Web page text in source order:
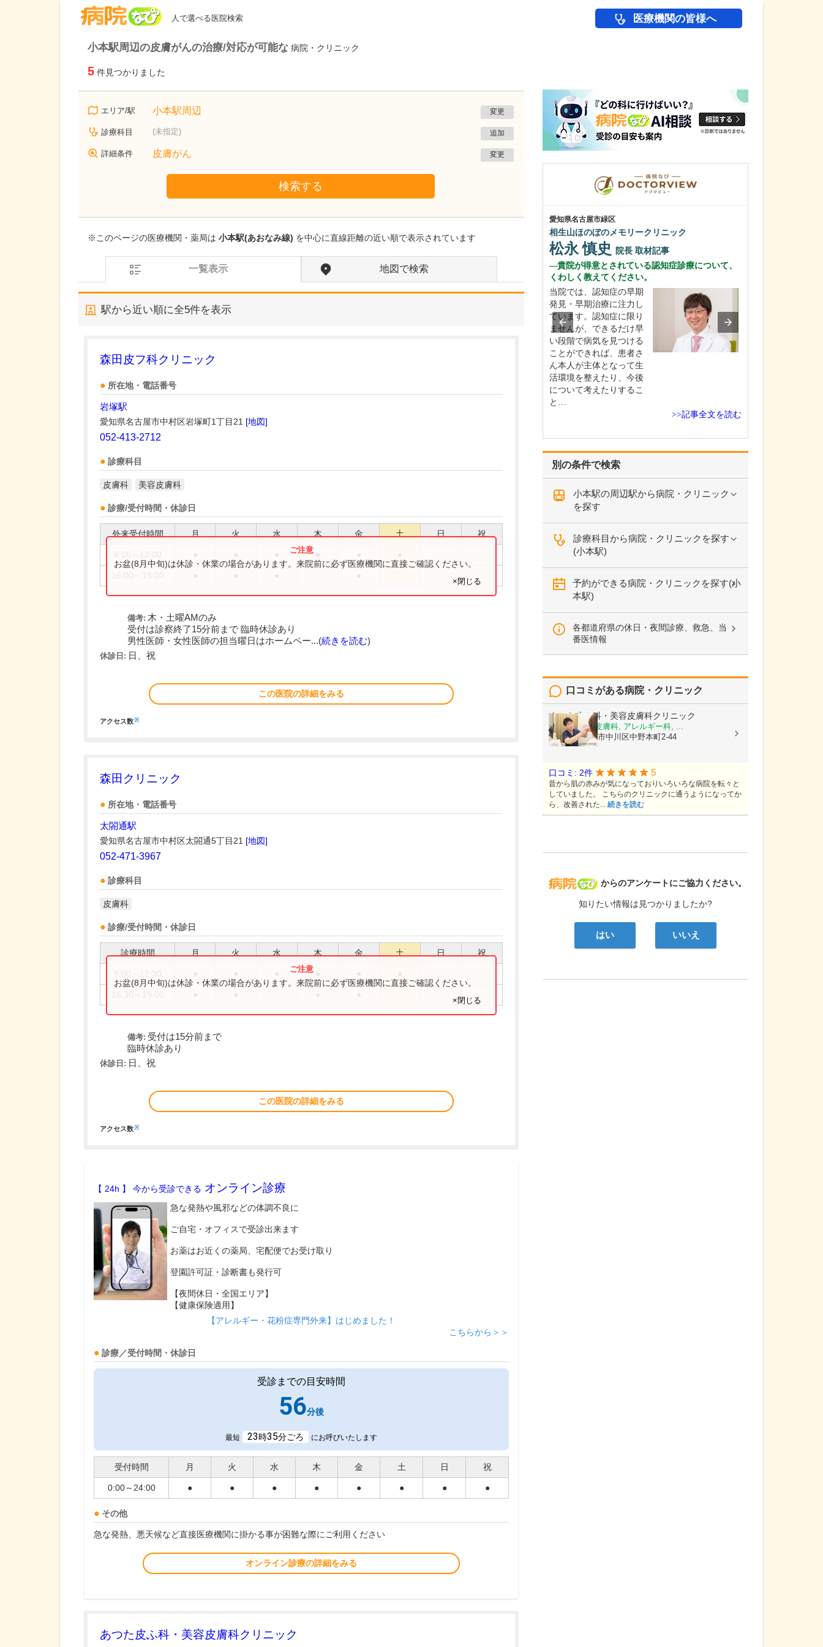
人で選べる医院検索 医療機関の皆様へ
小本駅周辺の皮膚がんの治療/対応が可能な 病院・クリニック
5 件見つかりました
エリア/駅 小本駅周辺 変更
診療科目 (未指定) 追加
詳細条件 皮膚がん 変更
検索する
※このページの医療機関・薬局は 小本駅(あおなみ線) を中心に直線距離の近い順で表示されています
一覧表示 地図で検索
駅から近い順に全5件を表示
森田皮フ科クリニック
所在地・電話番号
岩塚駅
愛知県名古屋市中村区岩塚町1丁目21 [地図]
052-413-2712
診療科目
皮膚科 美容皮膚科
診療/受付時間・休診日
外来受付時間 月 火 水 木 金 土 日 祝
お盆(8月中旬)は休診・休業の場合があります。来院前に必ず医療機関に直接ご確認ください。
×閉じる
備考: 木・土曜AMのみ
受付は診察終了15分前まで 臨時休診あり
男性医師・女性医師の担当曜日はホームペー...(続きを読む)
休診日: 日、祝
この医院の詳細をみる
アクセス数※
森田クリニック
所在地・電話番号
太閤通駅
愛知県名古屋市中村区太閤通5丁目21 [地図]
052-471-3967
診療科目
皮膚科
診療/受付時間・休診日
診療時間 月 火 水 木 金 土 日 祝
お盆(8月中旬)は休診・休業の場合があります。来院前に必ず医療機関に直接ご確認ください。
×閉じる
備考: 受付は15分前まで
臨時休診あり
休診日: 日、祝
この医院の詳細をみる
アクセス数※
【 24h 】 今から受診できる オンライン診療
急な発熱や風邪などの体調不良に
ご自宅・オフィスで受診出来ます
お薬はお近くの薬局、宅配便でお受け取り
登園許可証・診断書も発行可
【夜間休日・全国エリア】
【健康保険適用】
【アレルギー・花粉症専門外来】はじめました！
こちらから＞＞
診療／受付時間・休診日
受診までの目安時間
56分後
最短 23時35分ごろ にお呼びいたします
受付時間 月 火 水 木 金 土 日 祝
0:00～24:00 ● ● ● ● ● ● ● ●
その他
急な発熱、悪天候など直接医療機関に掛かる事が困難な際にご利用ください
オンライン診療の詳細をみる
あつた皮ふ科・美容皮膚科クリニック
別の条件で検索
小本駅の周辺駅から病院・クリニック
を探す
診療科目から病院・クリニックを探す
(小本駅)
予約ができる病院・クリニックを探す(小
本駅)
各都道府県の休日・夜間診療、救急、当
番医情報
病院なび
からのアンケートにご協力ください。
知りたい情報は見つかりましたか?
はい いいえ
口コミがある病院・クリニック
あつた皮ふ科・美容皮膚科クリニック
皮膚科, 美容皮膚科, アレルギー科, ...
愛知県名古屋市中川区中野本町2-44
口コミ: 2件 5
昔から肌の赤みが気になっておりいろいろな病院を転々と
していました。 こちらのクリニックに通うようになってか
ら、改善された... 続きを読む
愛知県名古屋市緑区
相生山ほのぼのメモリークリニック
松永 慎史 院長 取材記事
貴院が得意とされている認知症診療について、
くわしく教えてください。
当院では、認知症の早期
発見・早期治療に注力し
ています。認知症に限り
ませんが、できるだけ早
い段階で病気を見つける
ことができれば、患者さ
ん本人が主体となって生
活環境を整えたり、今後
について考えたりするこ
と…
>>記事全文を読む
東京都渋谷区
さめじまクリニック
貴院の特長を教えてください。
当院では、内科・小児
科・皮膚科・リハビリテ